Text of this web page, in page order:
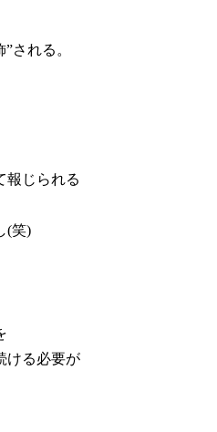
される。
報じられる
(笑)
ける必要が